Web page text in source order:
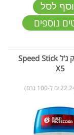
לסל
נוספים
ספיד סטיק ג'ל Speed Stick
X5